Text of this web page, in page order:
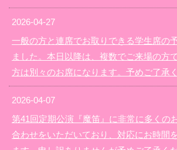
2026-04-27
一般の方と連席でお取りできる学生席の
ました。本日以降は、複数でご来場の方
方は別々のお席になります。予めご了承く
2026-04-07
第41回定期公演『魔笛』に非常に多くの
合わせをいただいており、対応にお時間